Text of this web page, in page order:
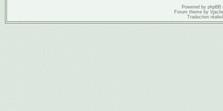
Powered by phpBB
Forum theme by
Traduction